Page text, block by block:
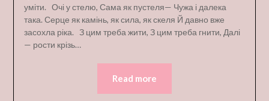
уміти. Очі у стелю, Сама як пустеля— Чужа і далека
така. Серце як камінь, як сила, як скеля Й давно вже
засохла ріка. З цим треба жити, З цим треба гнити, Далі
— рости крізь…
Read more